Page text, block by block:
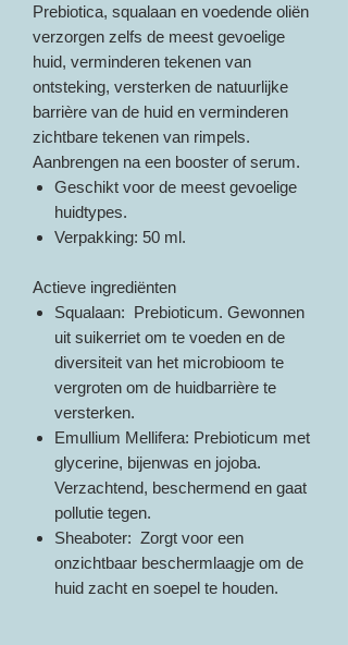
Prebiotica, squalaan en voedende oliën
verzorgen zelfs de meest gevoelige
huid, verminderen tekenen van
ontsteking, versterken de natuurlijke
barrière van de huid en verminderen
zichtbare tekenen van rimpels.
Aanbrengen na een booster of serum.
Geschikt voor de meest gevoelige
huidtypes.
Verpakking: 50 ml.
Actieve ingrediënten
Squalaan: Prebioticum. Gewonnen
uit suikerriet om te voeden en de
diversiteit van het microbioom te
vergroten om de huidbarrière te
versterken.
Emullium Mellifera: Prebioticum met
glycerine, bijenwas en jojoba.
Verzachtend, beschermend en gaat
pollutie tegen.
Sheaboter: Zorgt voor een
onzichtbaar beschermlaagje om de
huid zacht en soepel te houden.